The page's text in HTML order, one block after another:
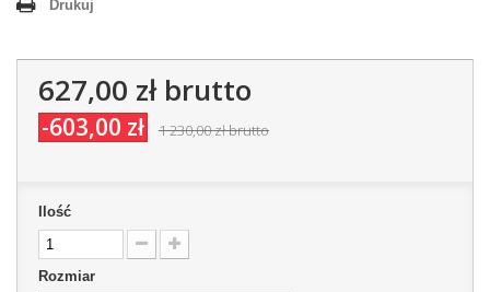
Drukuj
627,00 złbrutto
-603,00 zł 1 230,00 złbrutto
Ilość
Rozmiar